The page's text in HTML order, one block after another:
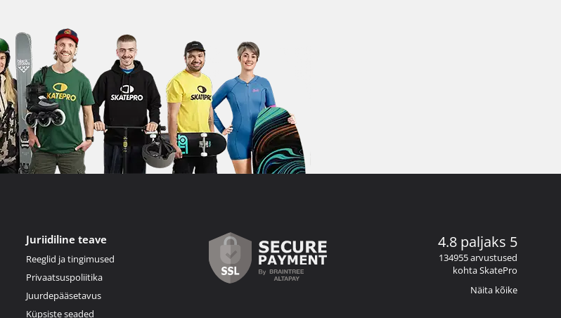
Juriidiline teave
Reeglid ja tingimused
Privaatsuspoliitika
Juurdepääsetavus
Küpsiste seaded
4.8 paljaks 5
134955 arvustused
kohta SkatePro
Näita kõike